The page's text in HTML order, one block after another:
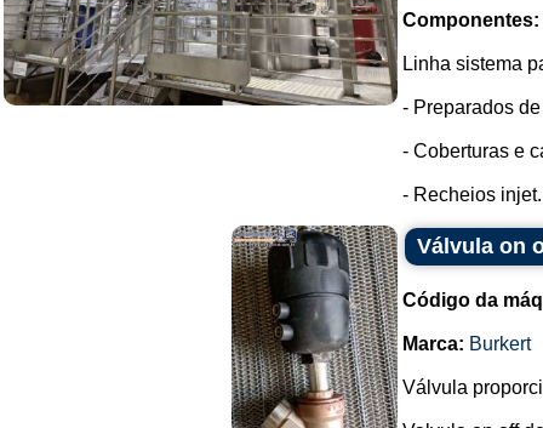
Componentes:
Linha sistema
- Preparados
- Coberturas e
- Recheios
Válvula on
Código da
Marca: Burkert
Válvula